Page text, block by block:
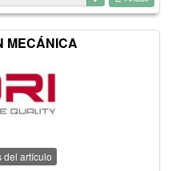
MECÁNICA
del artículo